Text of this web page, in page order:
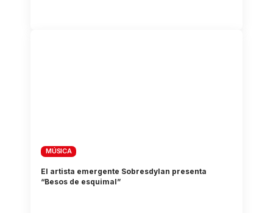
MÚSICA
El artista emergente Sobresdylan presenta
“Besos de esquimal”